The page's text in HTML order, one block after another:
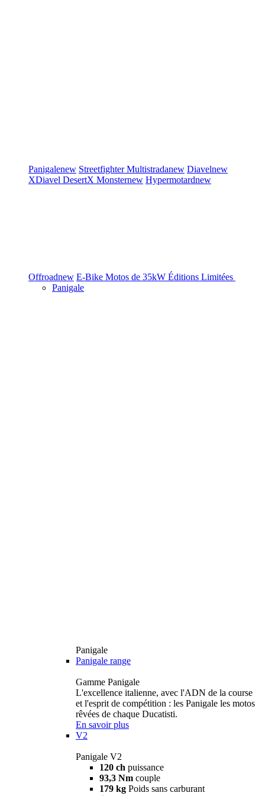
Panigalenew StreetfighterMultistradanew Diavelnew
XDiavel DesertX Monsternew Hypermotardnew
Offroadnew E-Bike Motos de 35kW Éditions Limitées
Panigale
Panigale
Panigale range
Gamme Panigale
L'excellence italienne, avec l'ADN de la course
et l'esprit de compétition : les Panigale les motos
rêvées de chaque Ducatisti.
En savoir plus
V2
Panigale V2
120 ch puissance
93,3 Nm couple
179 kg Poids sans carburant